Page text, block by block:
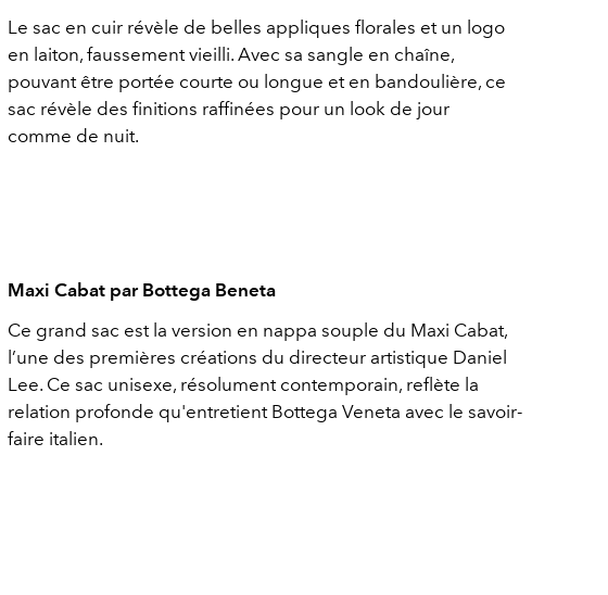
Le sac en cuir révèle de belles appliques florales et un logo
en laiton, faussement vieilli. Avec sa sangle en chaîne,
pouvant être portée courte ou longue et en bandoulière, ce
sac révèle des finitions raffinées pour un look de jour
comme de nuit.
Maxi Cabat par Bottega Beneta
Ce grand sac est la version en nappa souple du Maxi Cabat,
l’une des premières créations du directeur artistique Daniel
Lee. Ce sac unisexe, résolument contemporain, reflète la
relation profonde qu'entretient Bottega Veneta avec le savoir-
faire italien.